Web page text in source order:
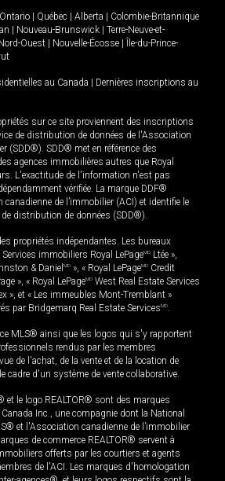
Ontario Québec Alberta
Colombie-Britannique
Nouveau-Brunswick
Terre-Neuve-et-
Ouest Nouvelle-Écosse
Île-du-Prince-
au Canada
Dernières inscriptions au
sur ce site proviennent des inscriptions
de distribution de données de l'Association
(SDD®). SDD® met en référence des
agences immobilières autres que Royal
L'exactitude de l'information n'est pas
vérifiée. La marque DDF®
de l’immobilier (ACI) et identifie le
distribution de données (SDD®).
propriétés indépendantes. Les bureaux
immobiliers Royal LePageMD Ltée »,
& Daniel MD », « Royal LePageMD Credit
», « Royal LePageMD West Real Estate Services
», et « Les immeubles Mont-Tremblant »
par Bridgemarq Real Estate ServicesMD.
MLS® ainsi que les logos qui s'y rapportent
rendus par les membres
de l'achat, de la vente et de la location de
cadre d'un système de vente collaborative.
et le logo REALTOR® sont des marques
Inc., une compagnie dont la National
et l'Association canadienne de l’immobilier
de commerce REALTOR® servent à
offerts par les courtiers et agents
de l'ACI. Les marques d'homologation